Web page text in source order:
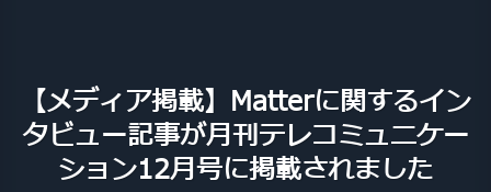
【メディア掲載】Matterに関するイン
タビュー記事が月刊テレコミュニケー
ション12月号に掲載されました